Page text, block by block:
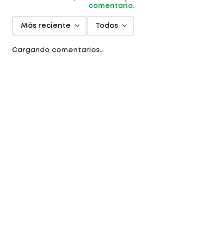
comentario.
Más reciente Todos
Cargando comentarios…